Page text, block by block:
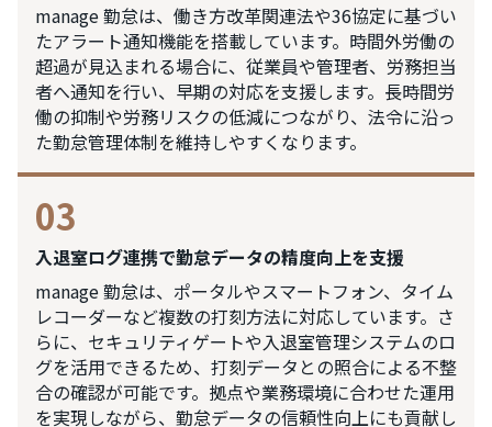
manage 勤怠は、働き方改革関連法や36協定に基づい
たアラート通知機能を搭載しています。時間外労働の
超過が見込まれる場合に、従業員や管理者、労務担当
者へ通知を行い、早期の対応を支援します。長時間労
働の抑制や労務リスクの低減につながり、法令に沿っ
た勤怠管理体制を維持しやすくなります。
03
入退室ログ連携で勤怠データの精度向上を支援
manage 勤怠は、ポータルやスマートフォン、タイム
レコーダーなど複数の打刻方法に対応しています。さ
らに、セキュリティゲートや入退室管理システムのロ
グを活用できるため、打刻データとの照合による不整
合の確認が可能です。拠点や業務環境に合わせた運用
を実現しながら、勤怠データの信頼性向上にも貢献し